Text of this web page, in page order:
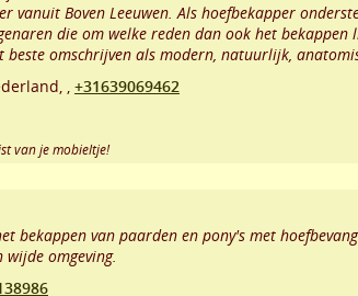
vanuit Boven Leeuwen. Als hoefbekapper
die om welke reden dan ook het bekappen
omschrijven als modern, natuurlijk,
, +31639069462
van je mobieltje!
bekappen van paarden en pony's met
wijde omgeving.